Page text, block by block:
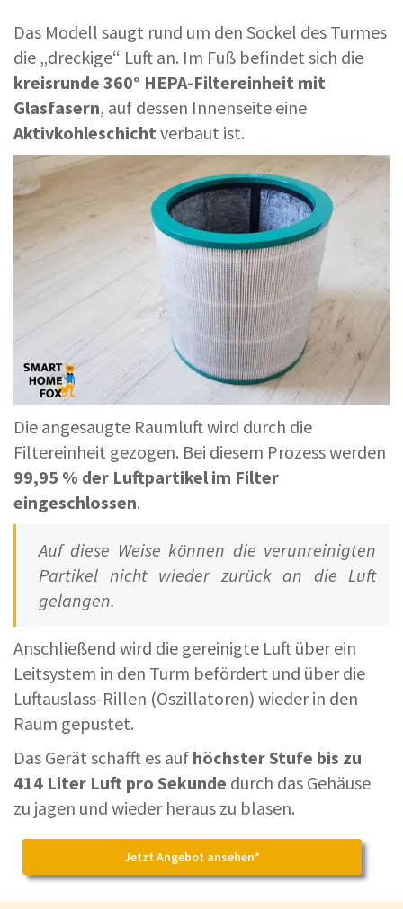
Das Modell saugt rund um den Sockel des Turmes
die „dreckige“ Luft an. Im Fuß befindet sich die
kreisrunde 360° HEPA-Filtereinheit mit
Glasfasern, auf dessen Innenseite eine
Aktivkohleschicht verbaut ist.
Die angesaugte Raumluft wird durch die
Filtereinheit gezogen. Bei diesem Prozess werden
99,95 % der Luftpartikel im Filter
eingeschlossen.
Auf diese Weise können die verunreinigten
Partikel nicht wieder zurück an die Luft
gelangen.
Anschließend wird die gereinigte Luft über ein
Leitsystem in den Turm befördert und über die
Luftauslass-Rillen (Oszillatoren) wieder in den
Raum gepustet.
Das Gerät schafft es auf höchster Stufe bis zu
414 Liter Luft pro Sekunde durch das Gehäuse
zu jagen und wieder heraus zu blasen.
Jetzt Angebot ansehen*